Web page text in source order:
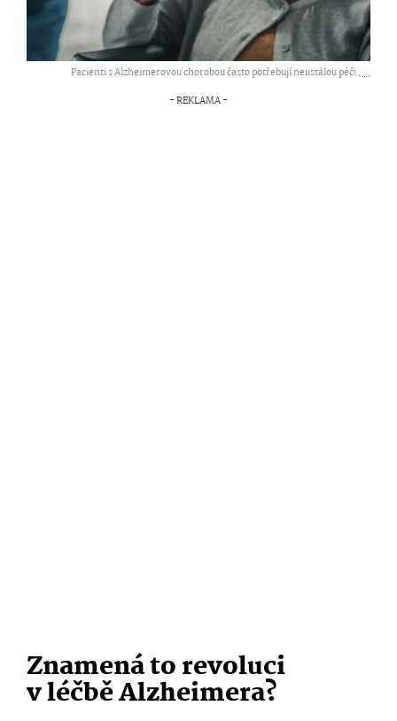
Pacienti s Alzheimerovou chorobou často potřebují neustálou péči ,...
Znamená to revoluci
v léčbě Alzheimera?